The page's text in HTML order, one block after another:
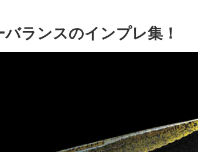
ランスのインプレ集！